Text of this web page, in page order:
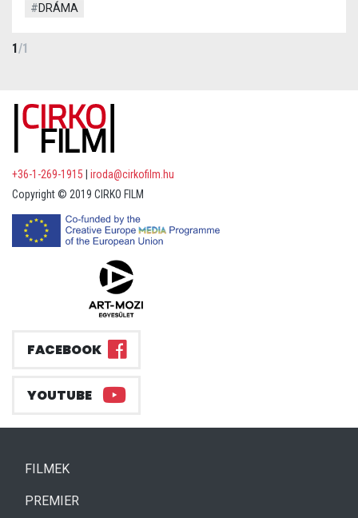
#DRÁMA
1/1
+36-1-269-1915
iroda@cirkofilm.hu
Copyright © 2019 CIRKO FILM
FACEBOOK
YOUTUBE
FILMEK(CURRENT)
PREMIER